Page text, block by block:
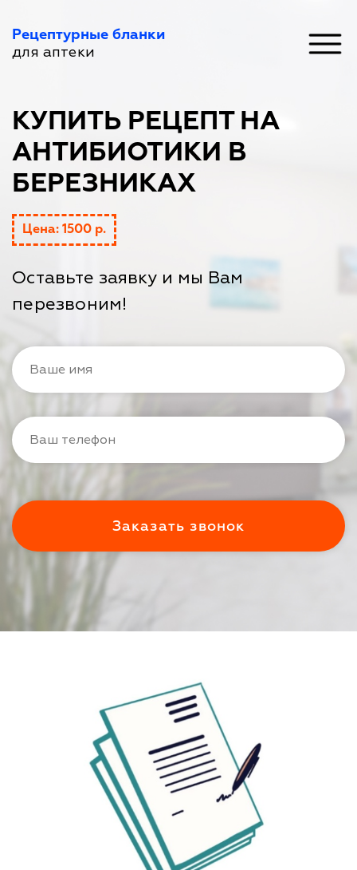
Рецептурные бланки
для аптеки
КУПИТЬ РЕЦЕПТ НА
АНТИБИОТИКИ В
БЕРЕЗНИКАХ
Цена: 1500 р.
Оставьте заявку и мы Вам
перезвоним!